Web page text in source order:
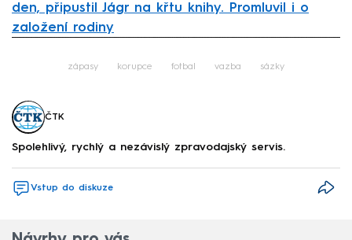
den, připustil Jágr na křtu knihy. Promluvil i o
založení rodiny
zápasy korupce fotbal vazba sázky
ČTK
Spolehlivý, rychlý a nezávislý zpravodajský servis.
Vstup do diskuze